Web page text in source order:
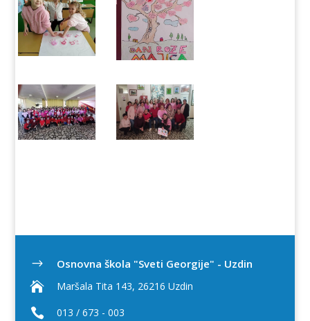
$
Osnovna škola "Sveti Georgije" - Uzdin

Maršala Tita 143, 26216 Uzdin
 013 / 673 - 003